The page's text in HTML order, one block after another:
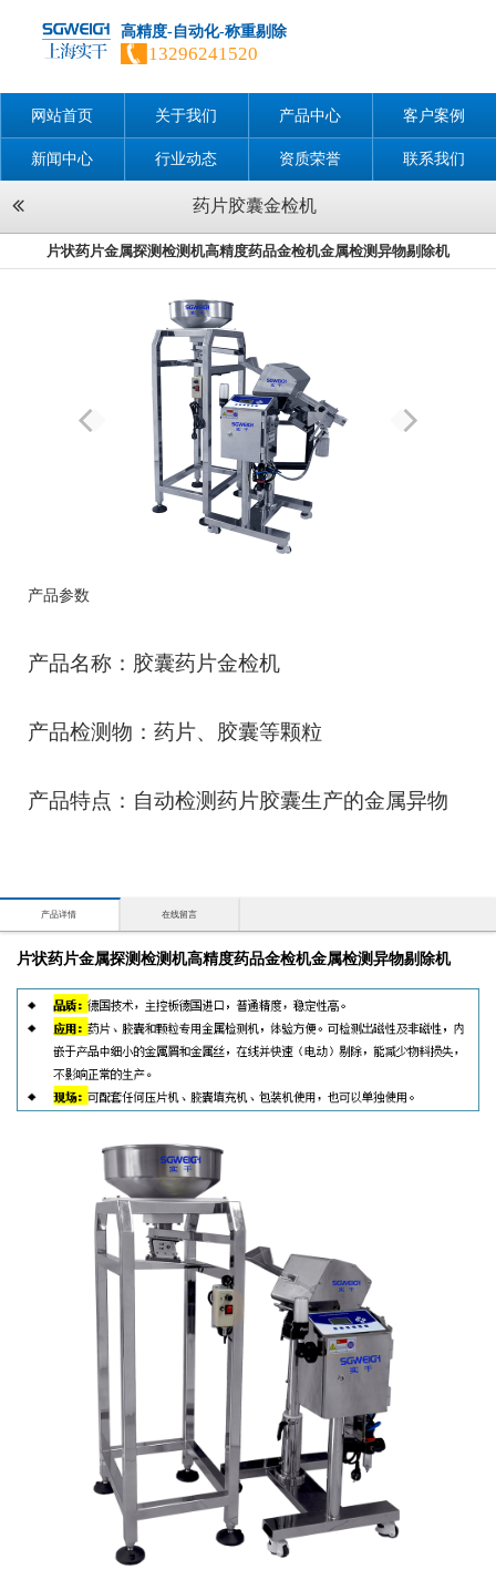
高精度-自动化-称重剔除
13296241520
网站首页 关于我们 产品中心 客户案例
新闻中心 行业动态 资质荣誉 联系我们
药片胶囊金检机
片状药片金属探测检测机高精度药品金检机金属检测异物剔除机
产品参数
产品名称：胶囊药片金检机
产品检测物：药片、胶囊等颗粒
产品特点：自动检测药片胶囊生产的金属异物
产品详情 在线留言
片状药片金属探测检测机高精度药品金检机金属检测异物剔除机